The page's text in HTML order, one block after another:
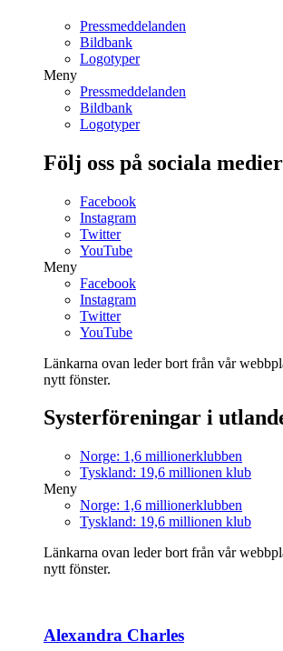
Pressmeddelanden
Bildbank
Logotyper
Meny
Pressmeddelanden
Bildbank
Logotyper
Följ oss på sociala medier
Facebook
Instagram
Twitter
YouTube
Meny
Facebook
Instagram
Twitter
YouTube
Länkarna ovan leder bort från vår
nytt fönster.
Systerföreningar i
Norge: 1,6 millionerklubben
Tyskland: 19,6 millionen klub
Meny
Norge: 1,6 millionerklubben
Tyskland: 19,6 millionen klub
Länkarna ovan leder bort från vår
nytt fönster.
Alexandra Charles